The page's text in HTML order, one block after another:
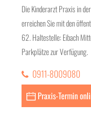
Die Kinderarzt Praxis in
erreichen Sie mit den
62. Haltestelle: Eibach
Parkplätze zur Verfügung.
0911-8009080
Praxis-Termin